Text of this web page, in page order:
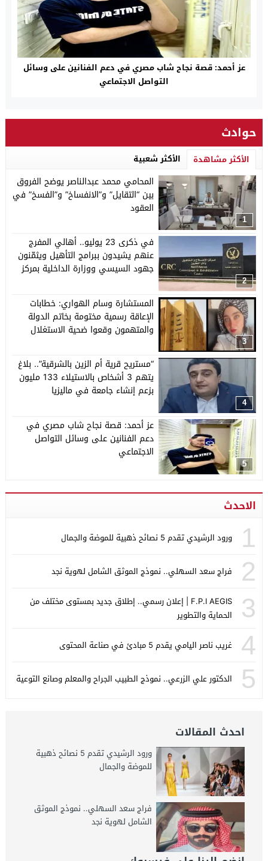
عز أحمد: قصة نجاح شاب مصري في دعم الفنانين على وسائل
التواصل الاجتماعي
حوادث
الأكثر مشاهدة الأكثر شعبية
1
المحامي محمد عبدالناصر يوضح الفروق
بين “التقايل” و”الانفساخ” و”الفسخ” في
العقود
2
في ذكرى 23 يوليو.. أهالي المفرج
عنهم يشيدون ببرامج التأهيل ويثمّنون
جهود السيسي ووزارة الداخلية بمركز
3
المستشارة وسام الهواري: خطابات
الإعاقة رسمية مختومة بخاتم الدولة
والمتهمون وقعوا ضحية الاستغلال
4
“مستريح قرية أم الزين بالشرقية”.. بلاغ
يتهم 3 أشخاص بالاستيلاء 133 مليون
بزعم إنشاء جامعة في ماليزيا
5
عز أحمد: قصة نجاح شاب مصري في
دعم الفنانين على وسائل التواصل
الاجتماعي
الاحدث
1 ورود الرشيدي تقدم 5 نصائح ذهبية للموضة والجمال
2 فراج سعد السهلي.. نموذج الموثق الشامل لهوية نجد
3
F.P.I AEGIS | إعلان رسمي.. إطلاق جديد بمستوى مختلف من
الحماية والتطوير
4 غريب ناصر اليامي يقدم 5 مبادئ في صناعة المحتوى
5 الدكتور علي الزرعي.. نموذج الطبيب الجراح والمعلم وصانع التوعية
احدث المقالات
ورود الرشيدي تقدم 5 نصائح ذهبية
للموضة والجمال
فراج سعد السهلي.. نموذج الموثق
الشامل لهوية نجد